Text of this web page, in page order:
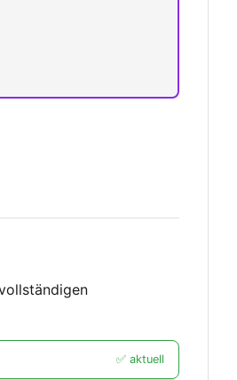
✅ aktuell